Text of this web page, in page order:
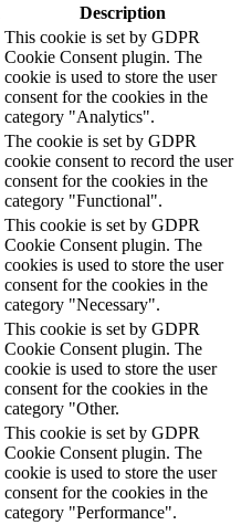
Description
This cookie is set by GDPR
Cookie Consent plugin. The
cookie is used to store the user
consent for the cookies in the
category "Analytics".
The cookie is set by GDPR
cookie consent to record the user
consent for the cookies in the
category "Functional".
This cookie is set by GDPR
Cookie Consent plugin. The
cookies is used to store the user
consent for the cookies in the
category "Necessary".
This cookie is set by GDPR
Cookie Consent plugin. The
cookie is used to store the user
consent for the cookies in the
category "Other.
This cookie is set by GDPR
Cookie Consent plugin. The
cookie is used to store the user
consent for the cookies in the
category "Performance".